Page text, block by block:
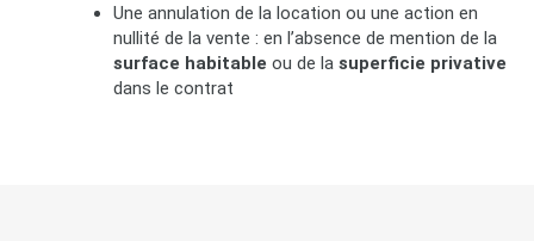
Une annulation de la location ou une action en
nullité de la vente : en l’absence de mention de la
surface habitable ou de la superficie privative
dans le contrat